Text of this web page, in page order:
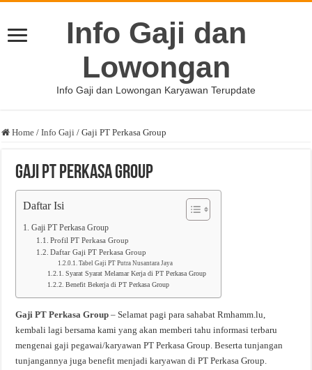
Info Gaji dan
Lowongan
Info Gaji dan Lowongan Karyawan Terupdate
Home / Info Gaji / Gaji PT Perkasa Group
Gaji PT Perkasa Group
Daftar Isi
Gaji PT Perkasa Group
Profil PT Perkasa Group
Daftar Gaji PT Perkasa Group
Tabel Gaji PT Putra Nusantara Jaya
Syarat Syarat Melamar Kerja di PT Perkasa Group
Benefit Bekerja di PT Perkasa Group
Gaji PT Perkasa Group – Selamat pagi para sahabat Rmhamm.lu,
kembali lagi bersama kami yang akan memberi tahu informasi terbaru
mengenai gaji pegawai/karyawan PT Perkasa Group. Beserta tunjangan
tunjangannya juga benefit menjadi karyawan di PT Perkasa Group.